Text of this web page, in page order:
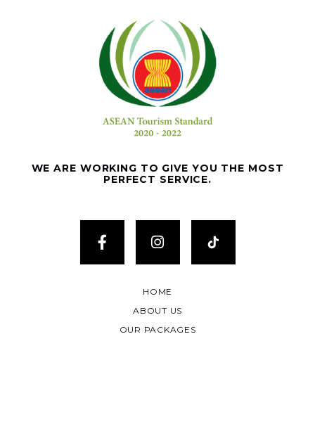
WE ARE WORKING TO GIVE YOU THE MOST
PERFECT SERVICE.
HOME
ABOUT US
OUR PACKAGES